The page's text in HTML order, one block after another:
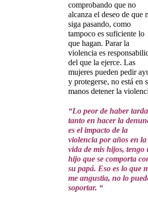
comprobando que no
alcanza el deseo de que
siga pasando, como
tampoco es suficiente lo
que hagan. Parar la
violencia es
del que la ejerce. Las
mujeres pueden pedir
y protegerse, no está en
manos detener la
“Lo peor de haber
tanto en hacer la
es el impacto de la
violencia por años en la
vida de mis hijos, tengo
hijo que se comporta
su papá. Eso es lo que
me angustia, no lo
soportar. “